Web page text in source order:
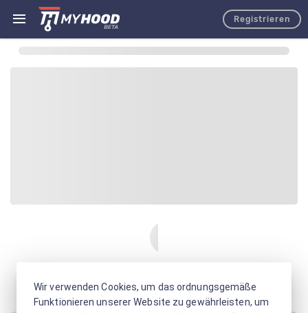
Registrieren
Wir verwenden Cookies, um das ordnungsgemäße
Funktionieren unserer Website zu gewährleisten, um